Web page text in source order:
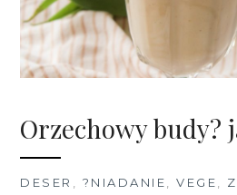
Orzechowy budy?
DESER ?NIADANIE ,VEGE